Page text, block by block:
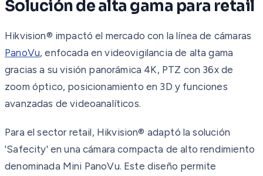
Solución de alta gama para retail
Hikvision® impactó el mercado con la línea de cámaras
PanoVu, enfocada en videovigilancia de alta gama
gracias a su visión panorámica 4K, PTZ con 36x de
zoom óptico, posicionamiento en 3D y funciones
avanzadas de videoanalíticos.
Para el sector retail, Hikvision® adaptó la solución
'Safecity' en una cámara compacta de alto rendimiento
denominada Mini PanoVu. Este diseño permite